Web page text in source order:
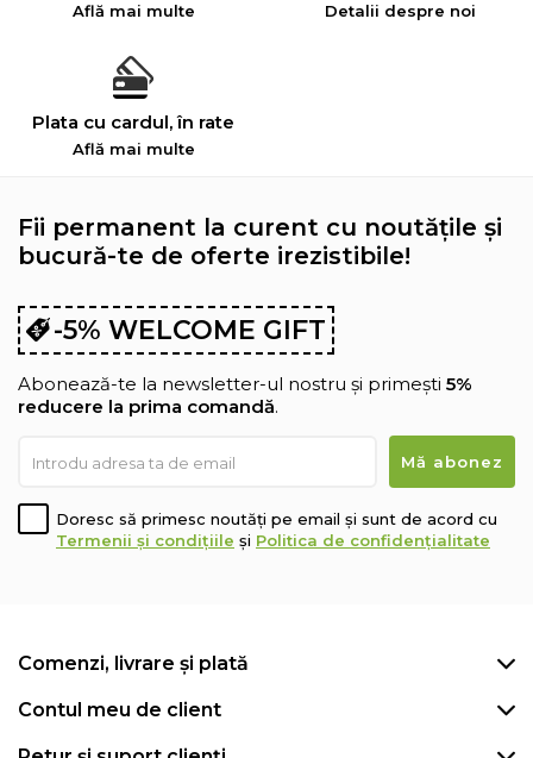
Află mai multe Detalii despre noi
Plata cu cardul, în rate
Află mai multe
Fii permanent la curent cu noutățile și
bucură-te de oferte irezistibile!
-5% WELCOME GIFT
Abonează-te la newsletter-ul nostru și primești 5%
reducere la prima comandă.
Doresc să primesc noutăți pe email și sunt de acord cu
Termenii și condițiile și Politica de confidențialitate
Comenzi, livrare și plată
Contul meu de client